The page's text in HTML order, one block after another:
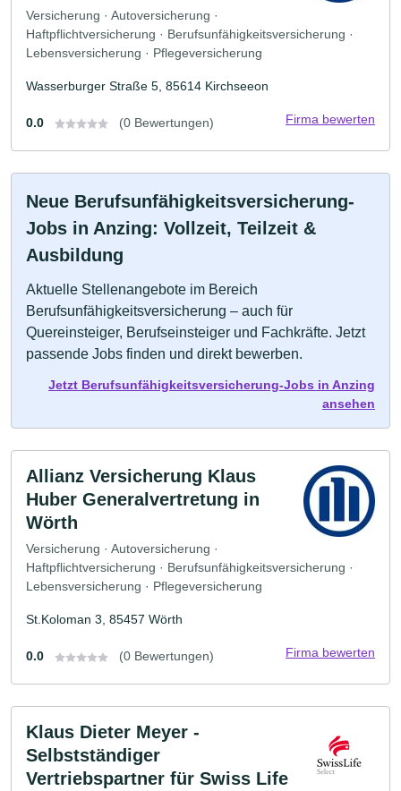
Versicherung · Autoversicherung ·
Haftpflichtversicherung · Berufsunfähigkeitsversicherung ·
Lebensversicherung · Pflegeversicherung
Wasserburger Straße 5, 85614 Kirchseeon
0.0 (0 Bewertungen) Firma bewerten
Neue Berufsunfähigkeitsversicherung-
Jobs in Anzing: Vollzeit, Teilzeit &
Ausbildung
Aktuelle Stellenangebote im Bereich
Berufsunfähigkeitsversicherung – auch für
Quereinsteiger, Berufseinsteiger und Fachkräfte. Jetzt
passende Jobs finden und direkt bewerben.
Jetzt Berufsunfähigkeitsversicherung-Jobs in Anzing
ansehen
Allianz Versicherung Klaus
Huber Generalvertretung in
Wörth
Versicherung · Autoversicherung ·
Haftpflichtversicherung · Berufsunfähigkeitsversicherung ·
Lebensversicherung · Pflegeversicherung
St.Koloman 3, 85457 Wörth
0.0 (0 Bewertungen) Firma bewerten
Klaus Dieter Meyer -
Selbstständiger
Vertriebspartner für Swiss Life